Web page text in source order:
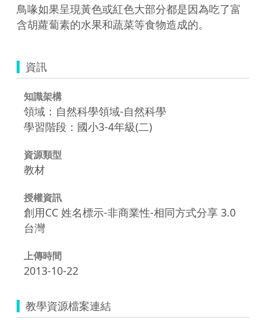
鳥喙如果呈現黃色或紅色大部分都是因為吃了富
含胡蘿蔔素的水果和蔬菜等食物造成的。
資訊
知識架構
領域：自然科學領域-自然科學
學習階段：國小3-4年級(二)
資源類型
教材
授權資訊
創用CC 姓名標示-非商業性-相同方式分享 3.0
台灣
上傳時間
2013-10-22
教學資源檔案連結